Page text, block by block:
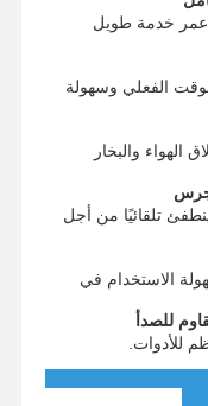
عمر خدمة طويل
الفعلي وسهولة
والبخار
تلقائيًا من أجل
الاستخدام في
للصدأ
للأدوات.